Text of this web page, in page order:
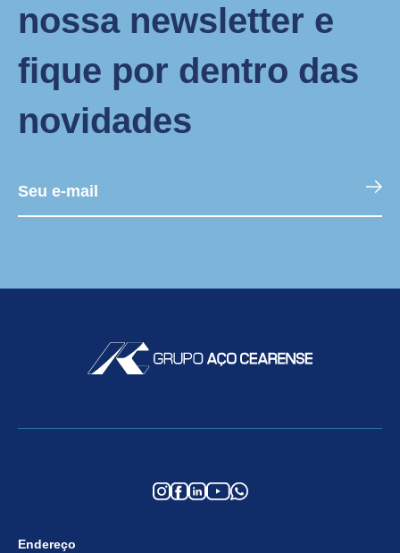
nossa newsletter e
fique por dentro das
novidades
Endereço